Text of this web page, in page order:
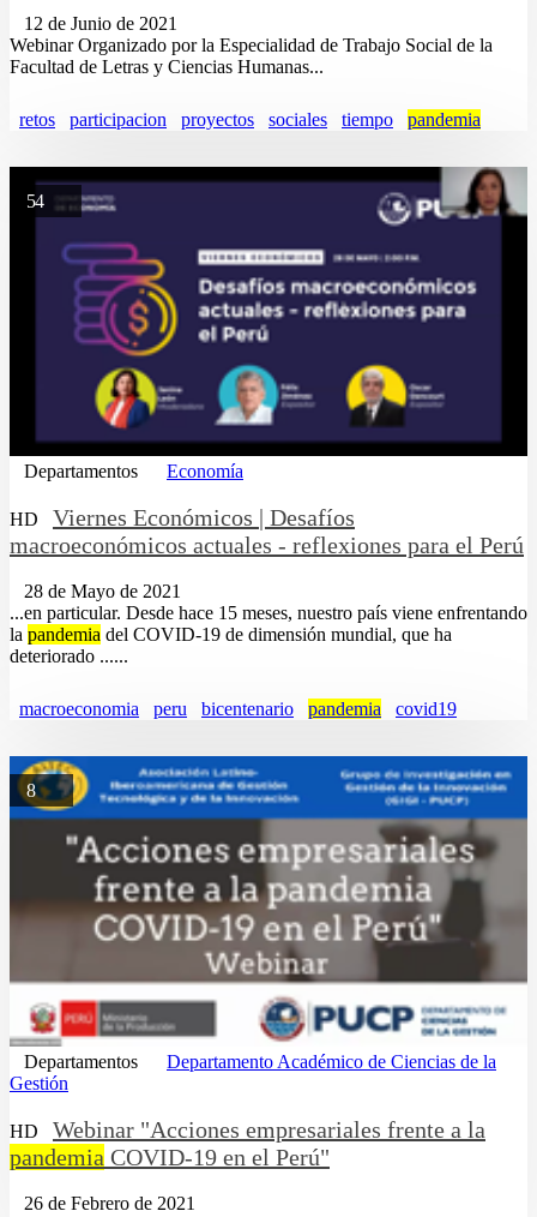
12 de Junio de 2021
Webinar Organizado por la Especialidad de Trabajo Social de la
Facultad de Letras y Ciencias Humanas...
retos participacion proyectos sociales tiempo pandemia
54
Departamentos Economía
HD
Viernes Económicos | Desafíos
macroeconómicos actuales - reflexiones para el Perú
28 de Mayo de 2021
...en particular. Desde hace 15 meses, nuestro país viene enfrentando
la pandemia del COVID-19 de dimensión mundial, que ha
deteriorado ......
macroeconomia peru bicentenario pandemia covid19
8
Departamentos
Departamento Académico de Ciencias de la
Gestión
HD
Webinar "Acciones empresariales frente a la
pandemia COVID-19 en el Perú"
26 de Febrero de 2021